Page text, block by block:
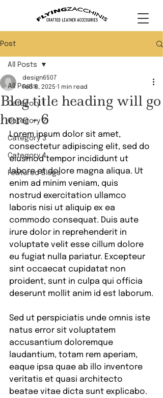
Post
All Posts
Category 1
Category 2
Category 3
Category 4
Featured Blogs
All Posts
Blog title heading will go
here - 6
design6507
Feb 8, 2025 1 min read
Lorem ipsum dolor sit amet,
consectetur adipiscing elit, sed do
eiusmod tempor incididunt ut
labore et dolore magna aliqua. Ut
enim ad minim veniam, quis
nostrud exercitation ullamco
laboris nisi ut aliquip ex ea
commodo consequat. Duis aute
irure dolor in reprehenderit in
voluptate velit esse cillum dolore
eu fugiat nulla pariatur. Excepteur
sint occaecat cupidatat non
proident, sunt in culpa qui officia
deserunt mollit anim id est laborum.
Sed ut perspiciatis unde omnis iste
natus error sit voluptatem
accusantium doloremque
laudantium, totam rem aperiam,
eaque ipsa quae ab illo inventore
veritatis et quasi architecto
beatae vitae dicta sunt explicabo.